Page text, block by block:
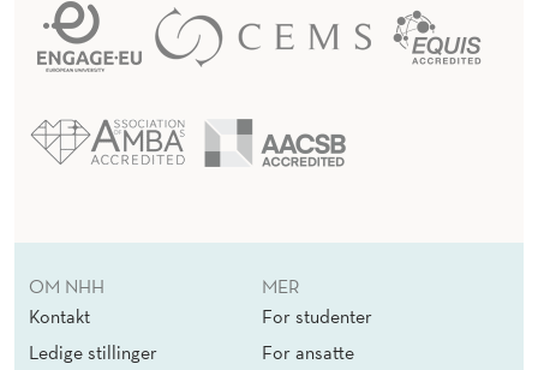
OM NHH
Kontakt
Ledige stillinger
MER
For studenter
For ansatte